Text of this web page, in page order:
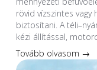
rövid vízszintes vagy
biztosítani. A
kézi állítással,
Tovább olvasom →